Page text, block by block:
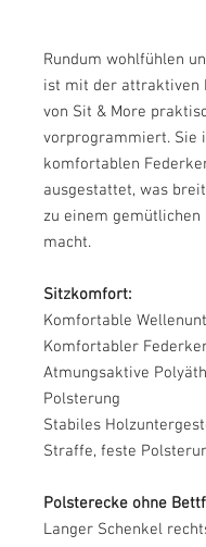
Rundum wohlfühlen
ist mit der attraktiven
von Sit & More
vorprogrammiert. Sie
komfortablen
ausgestattet, was
zu einem gemütlichen
macht.
Sitzkomfort:
Komfortable
Komfortabler
Atmungsaktive
Polsterung
Stabiles
Straffe, feste
Polsterecke ohne
Langer Schenkel